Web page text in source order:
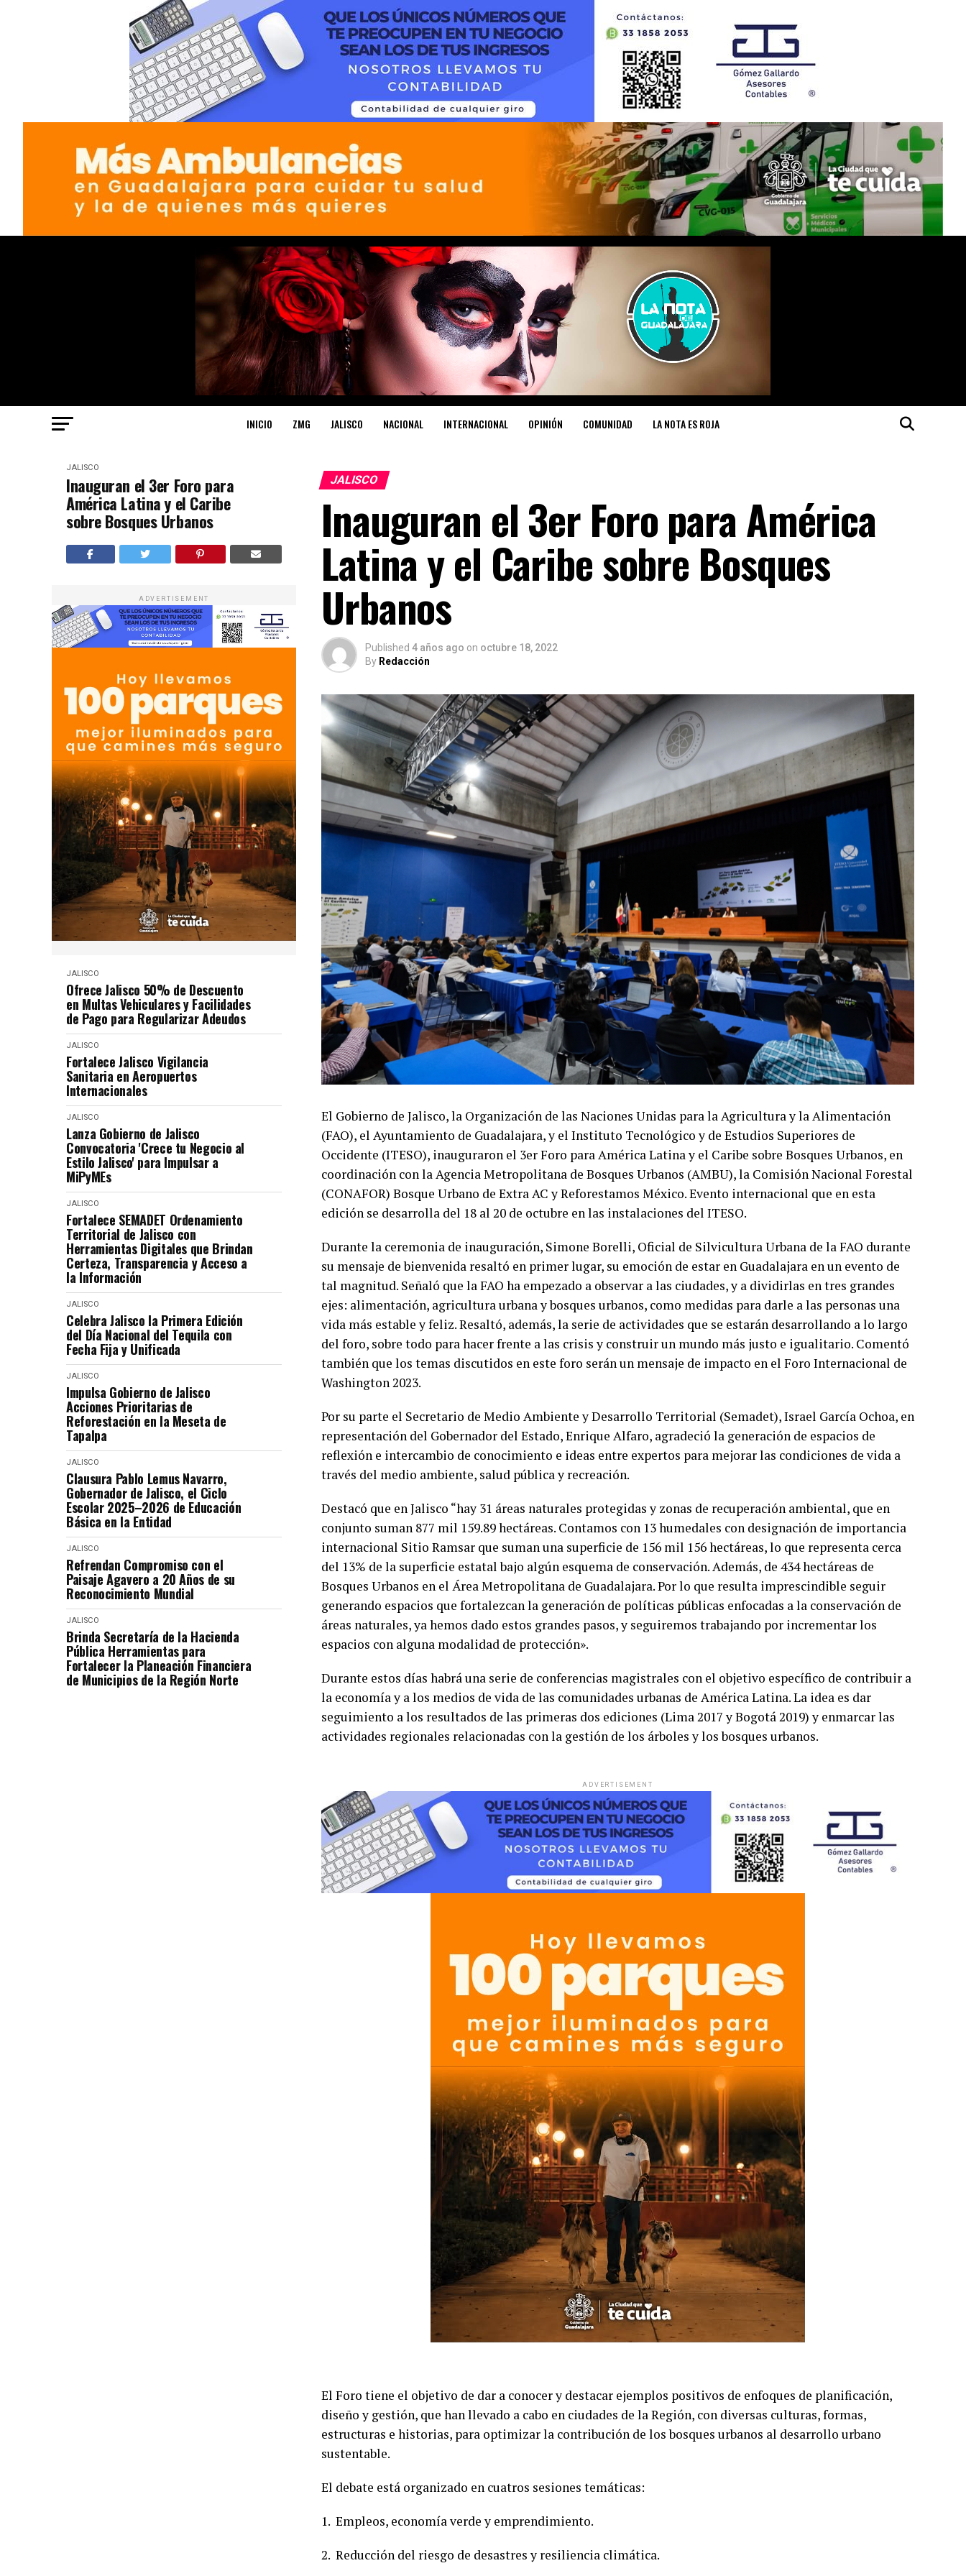
INICIO ZMG JALISCO NACIONAL INTERNACIONAL OPINIÓN COMUNIDAD LA NOTA ES ROJA
JALISCO
Inauguran el 3er Foro para
América Latina y el Caribe
sobre Bosques Urbanos
ADVERTISEMENT
JALISCO
Ofrece Jalisco 50% de Descuento
en Multas Vehiculares y Facilidades
de Pago para Regularizar Adeudos
JALISCO
Fortalece Jalisco Vigilancia
Sanitaria en Aeropuertos
Internacionales
JALISCO
Lanza Gobierno de Jalisco
Convocatoria 'Crece tu Negocio al
Estilo Jalisco' para Impulsar a
MiPyMEs
JALISCO
Fortalece SEMADET Ordenamiento
Territorial de Jalisco con
Herramientas Digitales que Brindan
Certeza, Transparencia y Acceso a
la Información
JALISCO
Celebra Jalisco la Primera Edición
del Día Nacional del Tequila con
Fecha Fija y Unificada
JALISCO
Impulsa Gobierno de Jalisco
Acciones Prioritarias de
Reforestación en la Meseta de
Tapalpa
JALISCO
Clausura Pablo Lemus Navarro,
Gobernador de Jalisco, el Ciclo
Escolar 2025–2026 de Educación
Básica en la Entidad
JALISCO
Refrendan Compromiso con el
Paisaje Agavero a 20 Años de su
Reconocimiento Mundial
JALISCO
Brinda Secretaría de la Hacienda
Pública Herramientas para
Fortalecer la Planeación Financiera
de Municipios de la Región Norte
JALISCO
Inauguran el 3er Foro para América
Latina y el Caribe sobre Bosques
Urbanos
Published 4 años ago on octubre 18, 2022
By Redacción
El Gobierno de Jalisco, la Organización de las Naciones Unidas para la Agricultura y la Alimentación
(FAO), el Ayuntamiento de Guadalajara, y el Instituto Tecnológico y de Estudios Superiores de
Occidente (ITESO), inauguraron el 3er Foro para América Latina y el Caribe sobre Bosques Urbanos, en
coordinación con la Agencia Metropolitana de Bosques Urbanos (AMBU), la Comisión Nacional Forestal
(CONAFOR) Bosque Urbano de Extra AC y Reforestamos México. Evento internacional que en esta
edición se desarrolla del 18 al 20 de octubre en las instalaciones del ITESO.
Durante la ceremonia de inauguración, Simone Borelli, Oficial de Silvicultura Urbana de la FAO durante
su mensaje de bienvenida resaltó en primer lugar, su emoción de estar en Guadalajara en un evento de
tal magnitud. Señaló que la FAO ha empezado a observar a las ciudades, y a dividirlas en tres grandes
ejes: alimentación, agricultura urbana y bosques urbanos, como medidas para darle a las personas una
vida más estable y feliz. Resaltó, además, la serie de actividades que se estarán desarrollando a lo largo
del foro, sobre todo para hacer frente a las crisis y construir un mundo más justo e igualitario. Comentó
también que los temas discutidos en este foro serán un mensaje de impacto en el Foro Internacional de
Washington 2023.
Por su parte el Secretario de Medio Ambiente y Desarrollo Territorial (Semadet), Israel García Ochoa, en
representación del Gobernador del Estado, Enrique Alfaro, agradeció la generación de espacios de
reflexión e intercambio de conocimiento e ideas entre expertos para mejorar las condiciones de vida a
través del medio ambiente, salud pública y recreación.
Destacó que en Jalisco “hay 31 áreas naturales protegidas y zonas de recuperación ambiental, que en
conjunto suman 877 mil 159.89 hectáreas. Contamos con 13 humedales con designación de importancia
internacional Sitio Ramsar que suman una superficie de 156 mil 156 hectáreas, lo que representa cerca
del 13% de la superficie estatal bajo algún esquema de conservación. Además, de 434 hectáreas de
Bosques Urbanos en el Área Metropolitana de Guadalajara. Por lo que resulta imprescindible seguir
generando espacios que fortalezcan la generación de políticas públicas enfocadas a la conservación de
áreas naturales, ya hemos dado estos grandes pasos, y seguiremos trabajando por incrementar los
espacios con alguna modalidad de protección».
Durante estos días habrá una serie de conferencias magistrales con el objetivo específico de contribuir a
la economía y a los medios de vida de las comunidades urbanas de América Latina. La idea es dar
seguimiento a los resultados de las primeras dos ediciones (Lima 2017 y Bogotá 2019) y enmarcar las
actividades regionales relacionadas con la gestión de los árboles y los bosques urbanos.
ADVERTISEMENT
El Foro tiene el objetivo de dar a conocer y destacar ejemplos positivos de enfoques de planificación,
diseño y gestión, que han llevado a cabo en ciudades de la Región, con diversas culturas, formas,
estructuras e historias, para optimizar la contribución de los bosques urbanos al desarrollo urbano
sustentable.
El debate está organizado en cuatros sesiones temáticas:
1. Empleos, economía verde y emprendimiento.
2. Reducción del riesgo de desastres y resiliencia climática.